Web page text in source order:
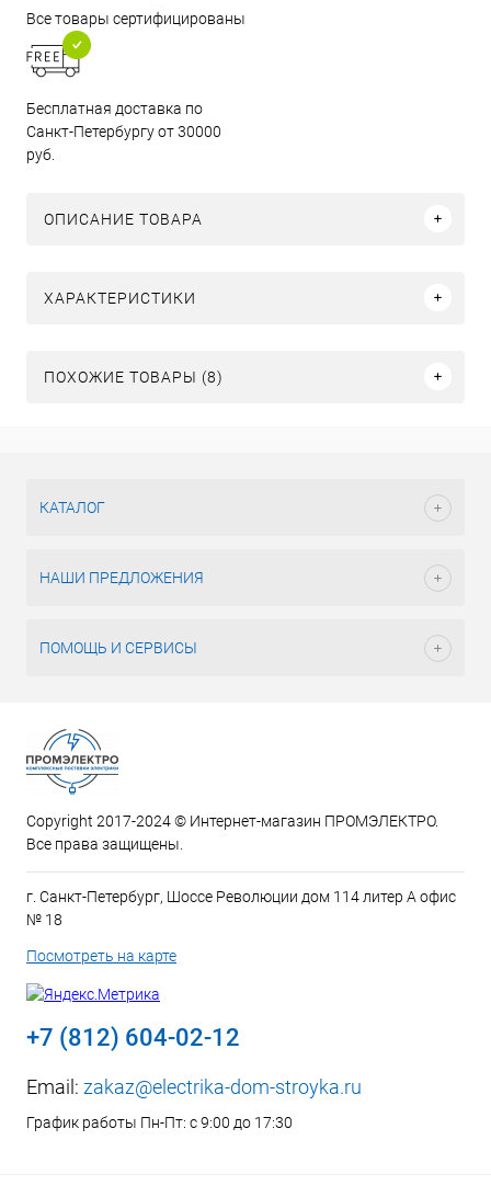
Все товары сертифицированы
Бесплатная доставка по
Санкт-Петербургу от 30000
руб.
ОПИСАНИЕ ТОВАРА
ХАРАКТЕРИСТИКИ
ПОХОЖИЕ ТОВАРЫ (8)
КАТАЛОГ
НАШИ ПРЕДЛОЖЕНИЯ
ПОМОЩЬ И СЕРВИСЫ
Copyright 2017-2024 © Интернет-магазин ПРОМЭЛЕКТРО.
Все права защищены.
г. Санкт-Петербург, Шоссе Революции дом 114 литер А офис
№ 18
Посмотреть на карте
+7 (812) 604-02-12
Email: zakaz@electrika-dom-stroyka.ru
График работы Пн-Пт: с 9:00 до 17:30